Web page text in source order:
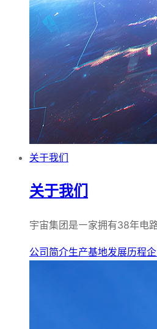
关于我们
关于我们
宇宙集团是㇐家拥有38年电
公司简介生产基地发展历程